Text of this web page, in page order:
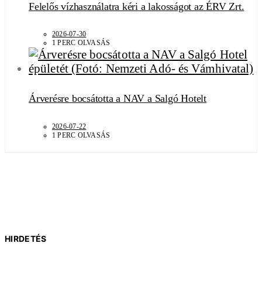
Felelős vízhasználatra kéri a lakosságot az ÉRV Zrt.
2026-07-30
1 PERC OLVASÁS
Árverésre bocsátotta a NAV a Salgó Hotelt
2026-07-22
1 PERC OLVASÁS
HIRDETÉS